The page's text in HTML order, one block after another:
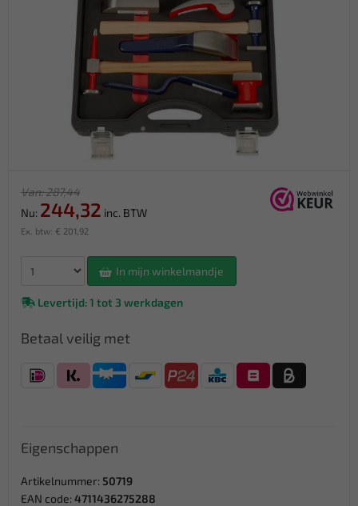
Van: 287,44
Nu: 244,32 inc. BTW
Ex. btw: € 201,92
In mijn winkelmandje
Levertijd: 1 tot 3 werkdagen
Betaal veilig met
Eigenschappen
Artikelnummer: 50719
EAN code: 4711436275288